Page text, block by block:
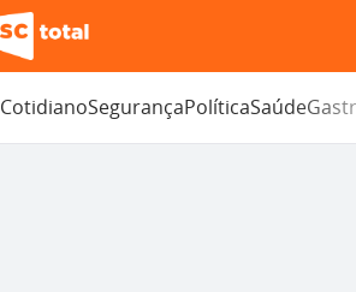
CotidianoSegurançaPolíticaSaúde